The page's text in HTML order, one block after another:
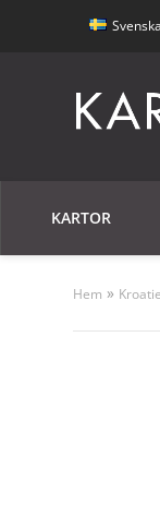
Svenska
KARTOR
Hem »